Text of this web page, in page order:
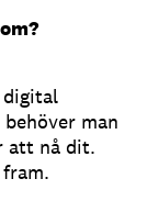
man
att nå dit.